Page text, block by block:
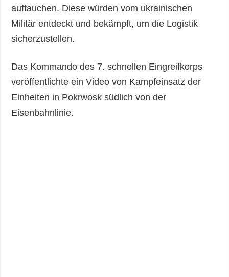
auftauchen. Diese würden vom ukrainischen
Militär entdeckt und bekämpft, um die Logistik
sicherzustellen.
Das Kommando des 7. schnellen Eingreifkorps
veröffentlichte ein Video von Kampfeinsatz der
Einheiten in Pokrwosk südlich von der
Eisenbahnlinie.